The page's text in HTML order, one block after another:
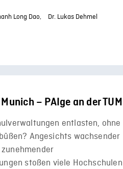
Long Dao,
Dr. Lukas Dehmel
– PAIge an der TUM
entlasten, ohne
Angesichts wachsender
stoßen viele Hochschulen